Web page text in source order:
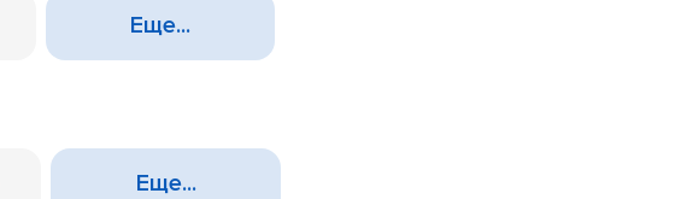
Еще...
Еще...